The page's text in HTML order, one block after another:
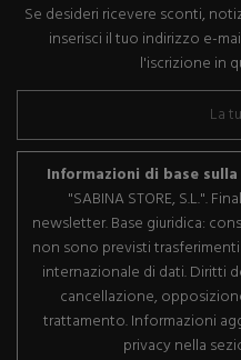
Se desideri ricevere sconti,
inserisci il tuo indirizzo e-
l'iscrizione in
Informazioni di base
"SABINA STORE, S.L.".
newsletter. Base giuridica:
non sono previsti
internazionale di dati. Diritti
cancellazione,
trattamento. Informazioni
privacy nella